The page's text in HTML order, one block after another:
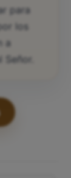
para
los
a